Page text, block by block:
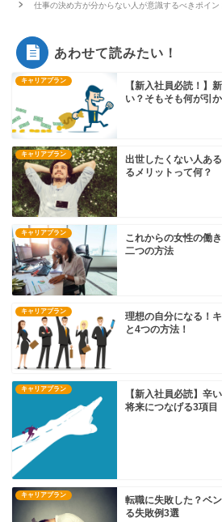
仕事の決め方が分からない人が意識するべきポイン
あわせて読みたい！
キャリアプラン
【新入社員必読！】
い？そもそも何が引
キャリアプラン
出世したくない人あ
るメリットって何？
キャリアプラン
これからの女性の働
二つの方法
キャリアプラン
理想の自分になる！
と4つの方法！
キャリアプラン
【新入社員必読】辛
将来につなげる3項目
キャリアプラン
転職に失敗した？ベ
る失敗例3選